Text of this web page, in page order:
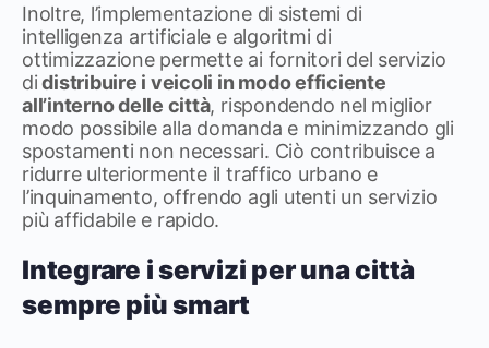
Inoltre, l’implementazione di sistemi di
intelligenza artificiale e algoritmi di
ottimizzazione permette ai fornitori del servizio
didistribuire i veicoli in modo efficiente
all’interno delle città, rispondendo nel miglior
modo possibile alla domanda e minimizzando gli
spostamenti non necessari. Ciò contribuisce a
ridurre ulteriormente il traffico urbano e
l’inquinamento, offrendo agli utenti un servizio
più affidabile e rapido.
Integrare i servizi per una città
sempre più smart